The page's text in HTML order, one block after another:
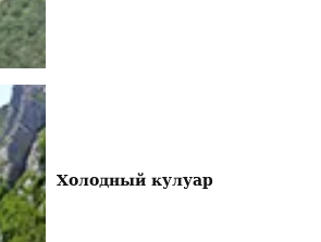
Холодный кулуар